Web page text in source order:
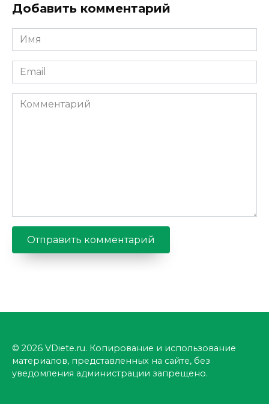
Добавить комментарий
Имя
*
Email
*
Комментарий
© 2026 VDiete.ru. Копирование и использование
материалов, представленных на сайте, без
уведомления администрации запрещено.